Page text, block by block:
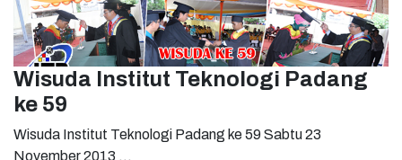
Wisuda Institut Teknologi Padang
ke 59
Wisuda Institut Teknologi Padang ke 59 Sabtu 23
November 2013 ...